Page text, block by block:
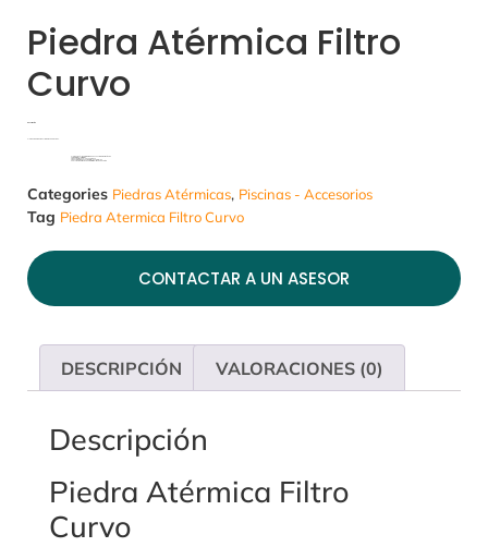
Piedra Atérmica Filtro
Curvo
Categories Piedras Atérmicas, Piscinas - Accesorios
Tag Piedra Atermica Filtro Curvo
CONTACTAR A UN ASESOR
DESCRIPCIÓN VALORACIONES (0)
Descripción
Piedra Atérmica Filtro
Curvo